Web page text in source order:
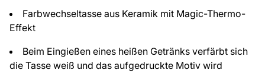
Farbwechseltasse aus Keramik mit Magic-Thermo-
Effekt
Beim Eingießen eines heißen Getränks verfärbt sich
die Tasse weiß und das aufgedruckte Motiv wird